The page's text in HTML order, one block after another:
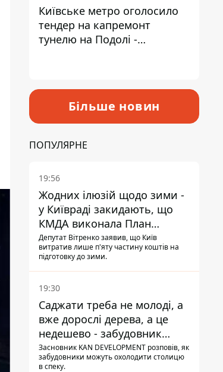
Київське метро оголосило
тендер на капремонт
тунелю на Подолі -
Більше новин
ПОПУЛЯРНЕ
19:56
Жодних ілюзій щодо зими -
у Київраді закидають, що
КМДА виконала План
стійкості на 20%
Депутат Вітренко заявив, що Київ
витратив лише п'яту частину коштів на
підготовку до зими.
19:30
Саджати треба не молоді, а
вже дорослі дерева, а це
недешево - забудовник
Ніконов
Засновник KAN DEVELOPMENT розповів, як
забудовники можуть охолодити столицю
в спеку.